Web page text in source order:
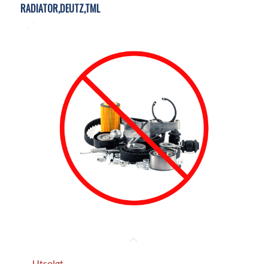
RADIATOR,DEUTZ,TML